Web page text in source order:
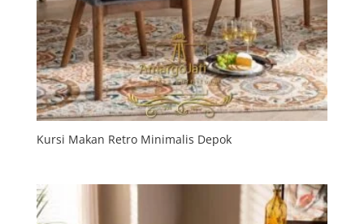
Kursi Makan Retro Minimalis Depok